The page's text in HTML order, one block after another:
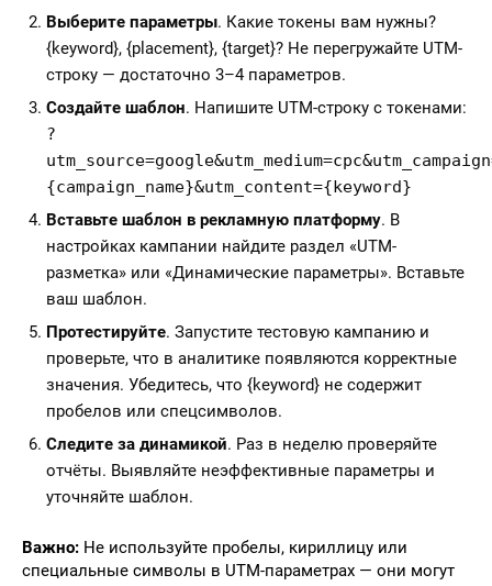
Выберите параметры. Какие токены вам нужны?
{keyword}, {placement}, {target}? Не перегружайте UTM-
строку — достаточно 3–4 параметров.
Создайте шаблон. Напишите UTM-строку с токенами:
?
{campaign_name}&utm_content={keyword}
Вставьте шаблон в рекламную платформу. В
настройках кампании найдите раздел «UTM-
разметка» или «Динамические параметры». Вставьте
ваш шаблон.
Протестируйте. Запустите тестовую кампанию и
проверьте, что в аналитике появляются корректные
значения. Убедитесь, что {keyword} не содержит
пробелов или спецсимволов.
Следите за динамикой. Раз в неделю проверяйте
отчёты. Выявляйте неэффективные параметры и
уточняйте шаблон.
Важно: Не используйте пробелы, кириллицу или
специальные символы в UTM-параметрах — они могут